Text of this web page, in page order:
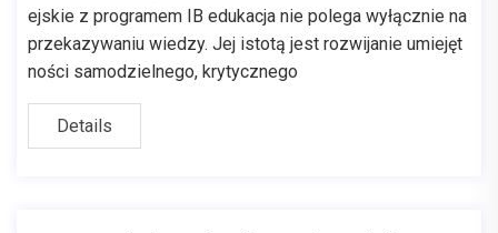
ejskie z programem IB edukacja nie polega wyłącznie na
przekazywaniu wiedzy. Jej istotą jest rozwijanie umiejęt
ności samodzielnego, krytycznego
Details